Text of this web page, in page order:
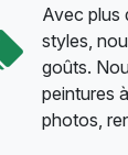
Avec plus
styles,
goûts.
peintures
photos,